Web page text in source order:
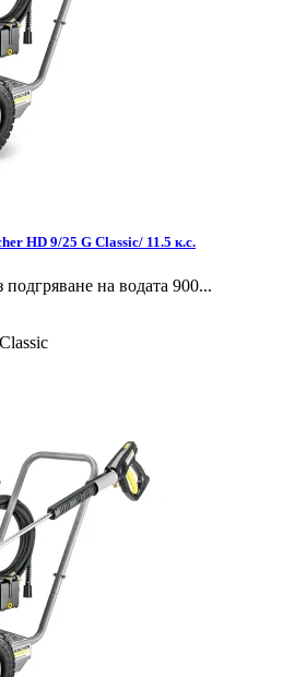
HD 9/25 G Classic/ 11.5 к.с.
на водата 900...